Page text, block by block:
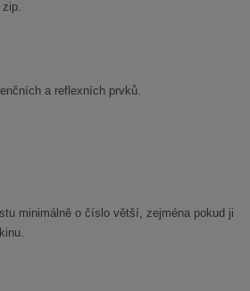
zip.
a reflexních prvků.
minimálně o číslo větší, zejména pokud ji